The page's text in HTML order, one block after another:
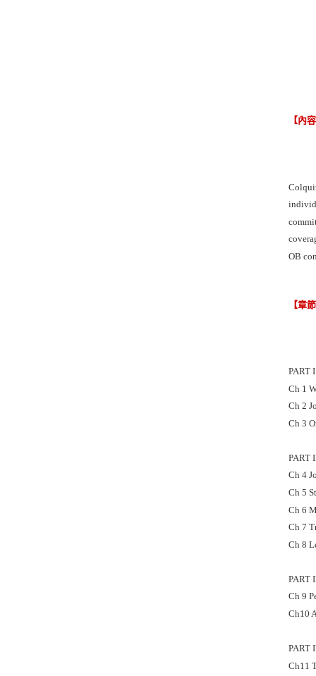
【內
OB
【章
PART
Ch 1
Ch 2
Ch 3
PART
Ch 4
Ch 5
Ch 6
Ch 7
Ch 8
PART
Ch 9
Ch10
PART
Ch11